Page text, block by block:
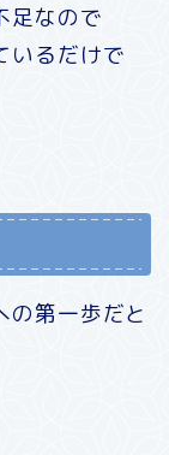
足なので
いるだけで
の第一歩だと